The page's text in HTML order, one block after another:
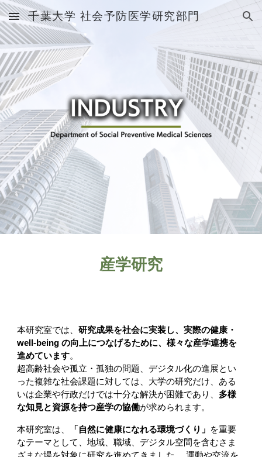
Skip to main content Skip to navigation
千葉大学 社会予防医学研究部門
産学研究
本研究室では、研究成果を社会に実装し、実際の健康・
well-being の向上につなげるために、様々な産学連携を
進めています。
超高齢社会や孤立・孤独の問題、デジタル化の進展とい
った複雑な社会課題に対しては、大学の研究だけ、ある
いは企業や行政だけでは十分な解決が困難であり、 多様
な知見と資源を持つ産学の協働が求められます。
本研究室は、 「自然に健康になれる環境づくり」 を重要
なテーマとして、地域、職域、デジタル空間を含むさま